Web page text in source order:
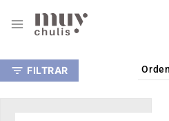
FILTRAR